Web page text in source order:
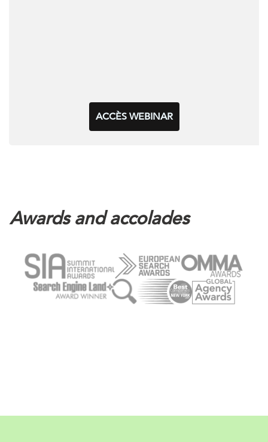
ACCÈS WEBINAR
Awards and accolades